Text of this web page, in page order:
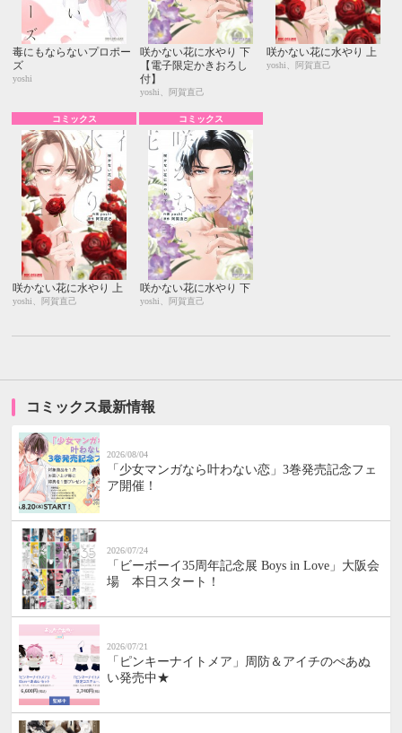
毒にもならないプロポー
ズ
yoshi
咲かない花に水やり 下
【電子限定かきおろし
付】
yoshi、阿賀直己
咲かない花に水やり 上
yoshi、阿賀直己
コミックス
咲かない花に水やり 上
yoshi、阿賀直己
コミックス
咲かない花に水やり 下
yoshi、阿賀直己
コミックス最新情報
2026/08/04
「少女マンガなら叶わない恋」3巻発売記念フェ
ア開催！
2026/07/24
「ビーボーイ35周年記念展 Boys in Love」大阪会
場 本日スタート！
2026/07/21
「ピンキーナイトメア」周防＆アイチのぺあぬ
い発売中★